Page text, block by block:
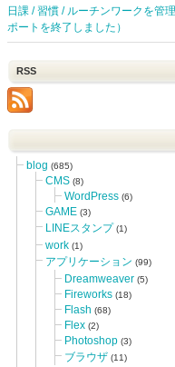
日課 / 習慣 / ルーチンワークを管
ポートを終了しました）
RSS
blog (685)
CMS (8)
WordPress (6)
GAME (3)
LINEスタンプ (1)
work (1)
アプリケーション (99)
Dreamweaver (5)
Fireworks (18)
Flash (68)
Flex (2)
Photoshop (3)
ブラウザ (11)